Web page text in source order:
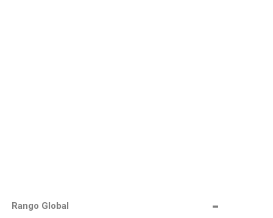
Rango Global -